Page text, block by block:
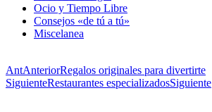
Ocio y Tiempo Libre
Consejos «de tú a tú»
Miscelanea
AntAnteriorRegalos originales para divertirte
SiguienteRestaurantes especializadosSiguiente